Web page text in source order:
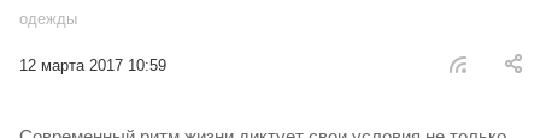
одежды
12 марта 2017 10:59